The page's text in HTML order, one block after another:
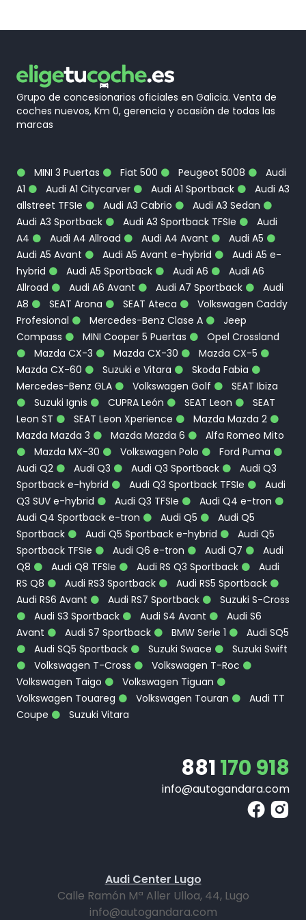
Grupo de concesionarios oficiales en Galicia. Venta de
coches nuevos, Km 0, gerencia y ocasión de todas las
marcas
MINI 3 Puertas Fiat 500 Peugeot 5008
Audi
A1
Audi A1 Citycarver Audi A1 Sportback
Audi A3
allstreet TFSIe
Audi A3 Cabrio
Audi A3 Sedan
Audi A3 Sportback
Audi A3 Sportback TFSIe
Audi
A4
Audi A4 Allroad Audi A4 Avant
Audi A5
Audi A5 Avant
Audi A5 Avant e-hybrid
Audi A5 e-
hybrid
Audi A5 Sportback Audi A6
Audi A6
Allroad
Audi A6 Avant Audi A7 Sportback
Audi
A8
SEAT Arona SEAT Ateca
Volkswagen Caddy
Profesional
Mercedes-Benz Clase A
Jeep
Compass
MINI Cooper 5 Puertas
Opel Crossland
Mazda CX-3
Mazda CX-30
Mazda CX-5
Mazda CX-60
Suzuki e Vitara
Skoda Fabia
Mercedes-Benz GLA
Volkswagen Golf
SEAT Ibiza
Suzuki Ignis
CUPRA León SEAT Leon
SEAT
Leon ST
SEAT Leon Xperience
Mazda Mazda 2
Mazda Mazda 3
Mazda Mazda 6
Alfa Romeo Mito
Mazda MX-30
Volkswagen Polo
Ford Puma
Audi Q2
Audi Q3 Audi Q3 Sportback
Audi Q3
Sportback e-hybrid
Audi Q3 Sportback TFSIe
Audi
Q3 SUV e-hybrid
Audi Q3 TFSIe
Audi Q4 e-tron
Audi Q4 Sportback e-tron
Audi Q5
Audi Q5
Sportback
Audi Q5 Sportback e-hybrid
Audi Q5
Sportback TFSIe
Audi Q6 e-tron Audi Q7
Audi
Q8
Audi Q8 TFSIe Audi RS Q3 Sportback
Audi
RS Q8
Audi RS3 Sportback
Audi RS5 Sportback
Audi RS6 Avant
Audi RS7 Sportback
Suzuki S-Cross
Audi S3 Sportback
Audi S4 Avant
Audi S6
Avant
Audi S7 Sportback BMW Serie 1
Audi SQ5
Audi SQ5 Sportback
Suzuki Swace
Suzuki Swift
Volkswagen T-Cross
Volkswagen T-Roc
Volkswagen Taigo
Volkswagen Tiguan
Volkswagen Touareg
Volkswagen Touran
Audi TT
Coupe
Suzuki Vitara
881170 918
info@autogandara.com
Audi Center Lugo
Calle Ramón Mª Aller Ulloa, 44, Lugo
info@autogandara.com